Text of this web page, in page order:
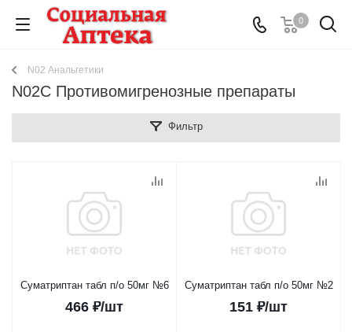
0
N02 Анальгетики
N02C Противомигренозные препараты
Фильтр
Суматриптан табл п/о 50мг №6
466 ₽/шт
Суматриптан табл п/о 50мг №2
151 ₽/шт